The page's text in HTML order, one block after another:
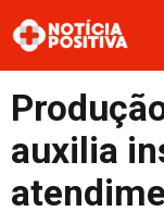
Boas Ações
Opinião
auxilia